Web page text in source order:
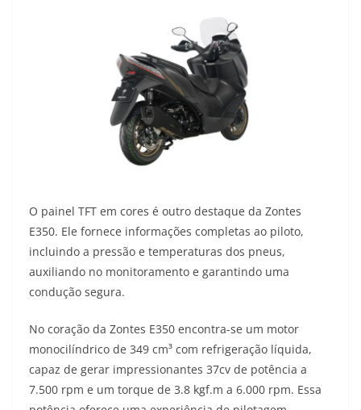
O painel TFT em cores é outro destaque da Zontes
E350. Ele fornece informações completas ao piloto,
incluindo a pressão e temperaturas dos pneus,
auxiliando no monitoramento e garantindo uma
condução segura.
No coração da Zontes E350 encontra-se um motor
monocilíndrico de 349 cm³ com refrigeração líquida,
capaz de gerar impressionantes 37cv de potência a
7.500 rpm e um torque de 3.8 kgf.m a 6.000 rpm. Essa